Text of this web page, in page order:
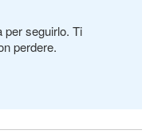
per seguirlo. Ti
perdere.